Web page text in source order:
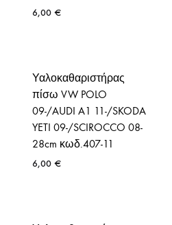
6,00 €
Υαλοκαθαριστήρας
πίσω VW POLO
09-/AUDI A1 11-/SKODA
YETI 09-/SCIROCCO 08-
28cm κωδ.407-11
6,00 €